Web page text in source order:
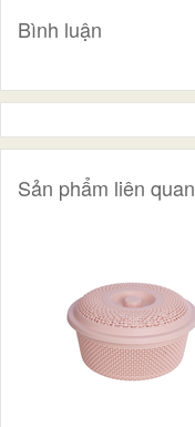
Bình luận
Sản phẩm liên quan